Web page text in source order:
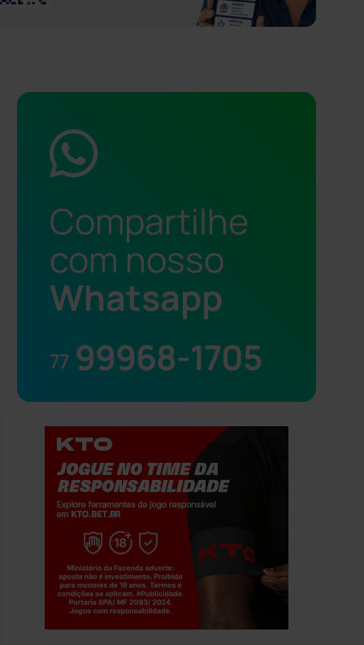
Compartilhe
com nosso
Whatsapp
77 99968-1705